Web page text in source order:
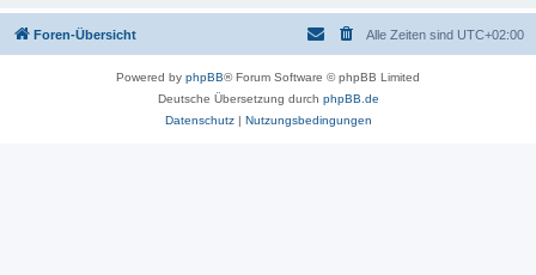
Foren-Übersicht Alle Zeiten sind UTC+02:00
Powered by phpBB® Forum Software © phpBB Limited
Deutsche Übersetzung durch phpBB.de
Datenschutz| Nutzungsbedingungen